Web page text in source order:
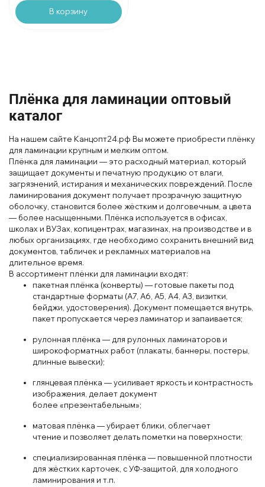
В корзину
Плёнка для ламинации оптовый
каталог
На нашем сайте Канцопт24.рф Вы можете приобрести плёнку
для ламинации крупным и мелким оптом.
Плёнка для ламинации — это расходный материал, который
защищает документы и печатную продукцию от влаги,
загрязнений, истирания и механических повреждений. После
ламинирования документ получает прозрачную защитную
оболочку, становится более жёстким и долговечным, а цвета
— более насыщенными. Плёнка используется в офисах,
школах и ВУЗах, копицентрах , магазинах, на производстве и в
любых организациях, где необходимо сохранить внешний вид
документов, табличек и рекламных материалов на
длительное время.
В ассортимент плёнки для ламинации входят:
пакетная плёнка (конверты) — готовые пакеты под
стандартные форматы (A7, A6, A5 , A4, A3, визитки,
бейджи, удостоверения). Документ помещается внутрь,
пакет пропускается через ламинатор и запаивается;
рулонная плёнка — для рулонных ламинаторов и
широкоформатных работ (плакаты, баннеры, постеры,
длинные вывески);
глянцевая плёнка — усиливает яркость и контрастность
изображения , делает документ
более «презентабельным»;
матовая плёнка — убирает блики , облегчает
чтение и позволяет делать пометки на поверхности;
специализированная плёнка — повышенной плотности
для жёстких карточек , сУФ‑защитой , для холодного
ламинирования и т.п.